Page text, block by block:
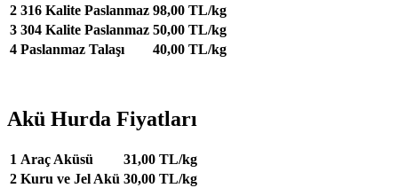
2 316 Kalite Paslanmaz 98,00 TL/kg
3 304 Kalite Paslanmaz 50,00 TL/kg
4 Paslanmaz Talaşı 40,00 TL/kg
Akü Hurda Fiyatları
1 Araç Aküsü
31,00 TL/kg
2 Kuru ve Jel Akü 30,00 TL/kg